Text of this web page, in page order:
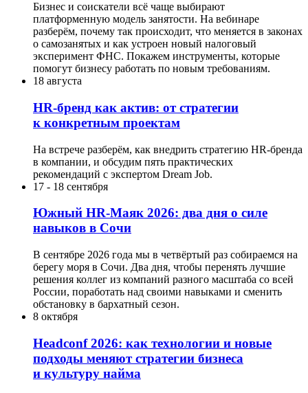
Бизнес и соискатели всё чаще выбирают
платформенную модель занятости. На вебинаре
разберём, почему так происходит, что меняется в законах
о самозанятых и как устроен новый налоговый
эксперимент ФНС. Покажем инструменты, которые
помогут бизнесу работать по новым требованиям.
18 августа
HR-бренд как актив: от стратегии
к конкретным проектам
На встрече разберём, как внедрить стратегию HR-бренда
в компании, и обсудим пять практических
рекомендаций с экспертом Dream Job.
17 - 18 сентября
Южный HR-Маяк 2026: два дня о силе
навыков в Сочи
В сентябре 2026 года мы в четвёртый раз собираемся на
берегу моря в Сочи. Два дня, чтобы перенять лучшие
решения коллег из компаний разного масштаба со всей
России, поработать над своими навыками и сменить
обстановку в бархатный сезон.
8 октября
Headсonf 2026: как технологии и новые
подходы меняют стратегии бизнеса
и культуру найма